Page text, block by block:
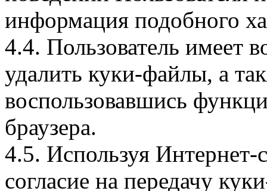
информация подобного
4.4. Пользователь имеет
удалить куки-файлы, а
воспользовавшись
браузера.
4.5. Используя Интернет-
согласие на передачу